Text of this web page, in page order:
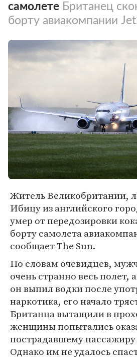
самолете Британец
борту авиакомпании
Житель Великобритании,
Ибицу из английского
умер от передозировки
борту самолета
сообщает The Sun.
По словам очевидцев,
очень странно весь полет,
он выпил водки после
наркотика, его начало
Британца вытащили в
женщины попытались
пострадавшему
Однако им не удалось